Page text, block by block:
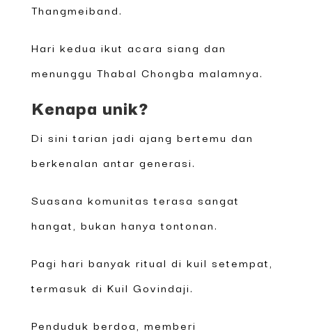
Thangmeiband.
Hari kedua ikut acara siang dan
menunggu Thabal Chongba malamnya.
Kenapa unik?
Di sini tarian jadi ajang bertemu dan
berkenalan antar generasi.
Suasana komunitas terasa sangat
hangat, bukan hanya tontonan.
Pagi hari banyak ritual di kuil setempat,
termasuk di Kuil Govindaji.
Penduduk berdoa, memberi